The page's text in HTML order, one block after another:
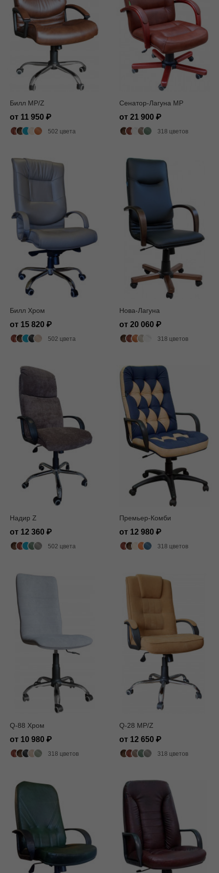
Билл MP/Z
от 11 950
502 цвета
Сенатор-Лагуна MP
от 21 900
318 цветов
Билл Хром
от 15 820
502 цвета
Нова-Лагуна
от 20 060
318 цветов
Надир Z
от 12 360
502 цвета
Премьер-Комби
от 12 980
318 цветов
Q-88 Хром
от 10 980
318 цветов
Q-28 MP/Z
от 12 650
318 цветов